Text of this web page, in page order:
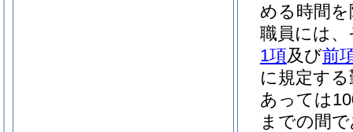
める時間
職員には
1項及び前
に規定す
あっては
までの間